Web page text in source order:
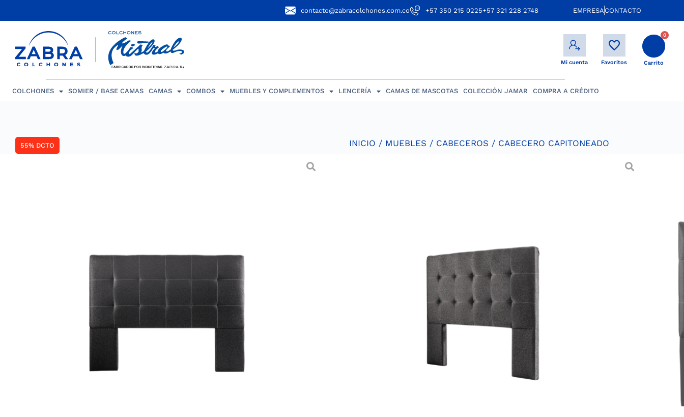
contacto@zabracolchones.com.co +57 350 215 0225+57 321 228 2748 EMPRESA CONTACTO
Mi cuenta Favoritos
0
Carrito
COLCHONES SOMIER / BASE CAMAS CAMAS COMBOS MUEBLES Y COMPLEMENTOS LENCERÍA CAMAS DE MASCOTAS COLECCIÓN JAMAR COMPRA A CRÉDITO
55% DCTO INICIO / MUEBLES / CABECEROS / CABECERO CAPITONEADO
Cabecero capitoneado tapizado en tela jackard con estructura
interna en madera reforestada. El tiempo de entrega de este
producto es de 22 días calendario.